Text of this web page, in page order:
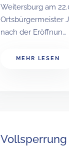
Weitersburg am
Ortsbürgermeister
nach der Eröffnun…
MEHR LESEN
Vollsperrung